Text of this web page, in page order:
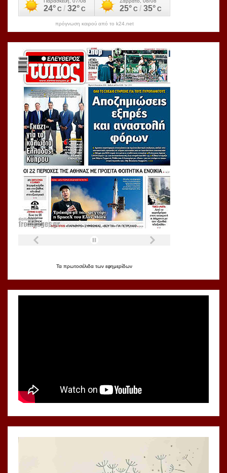
πρόγνωση καιρού από το k24.net
Τα πρωτοσέλιδα των εφημερίδων